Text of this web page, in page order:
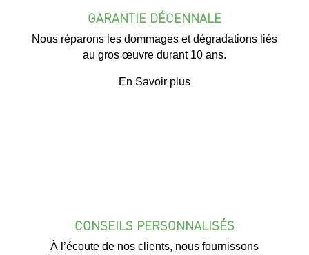
GARANTIE DÉCENNALE
Nous réparons les dommages et dégradations liés
au gros œuvre durant 10 ans.
En Savoir plus
CONSEILS PERSONNALISÉS
À l’écoute de nos clients, nous fournissons